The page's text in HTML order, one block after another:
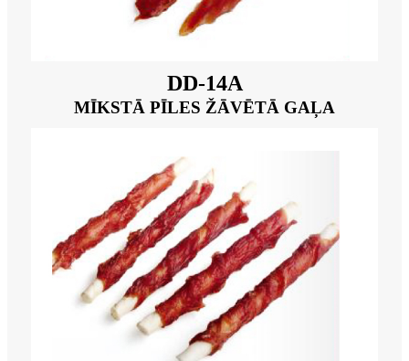
DD-14A
MĪKSTĀ PĪLES ŽĀVĒTĀ GAĻA